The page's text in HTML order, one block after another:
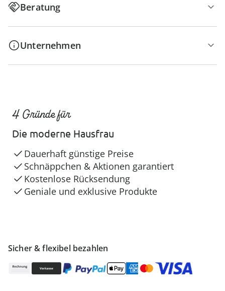
Beratung
Unternehmen
Sicher & flexibel bezahlen
4 Gründe für
Die moderne Hausfrau
Dauerhaft günstige Preise
Schnäppchen & Aktionen garantiert
Kostenlose Rücksendung
Geniale und exklusive Produkte